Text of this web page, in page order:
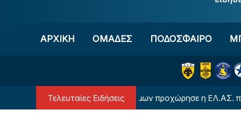
ΑΡΧΙΚΗ OΜΑΔΕΣ ΠΟΔΟΣΦΑΙΡΟ
Τελευταίες Ειδήσεις
Στη σύλληψη 12 ατόμων προχώρησε η ΕΛ.ΑΣ. πριν το